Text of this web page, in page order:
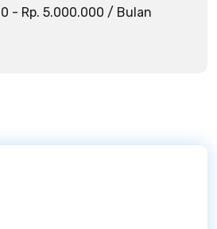
- Rp. 5.000.000 / Bulan